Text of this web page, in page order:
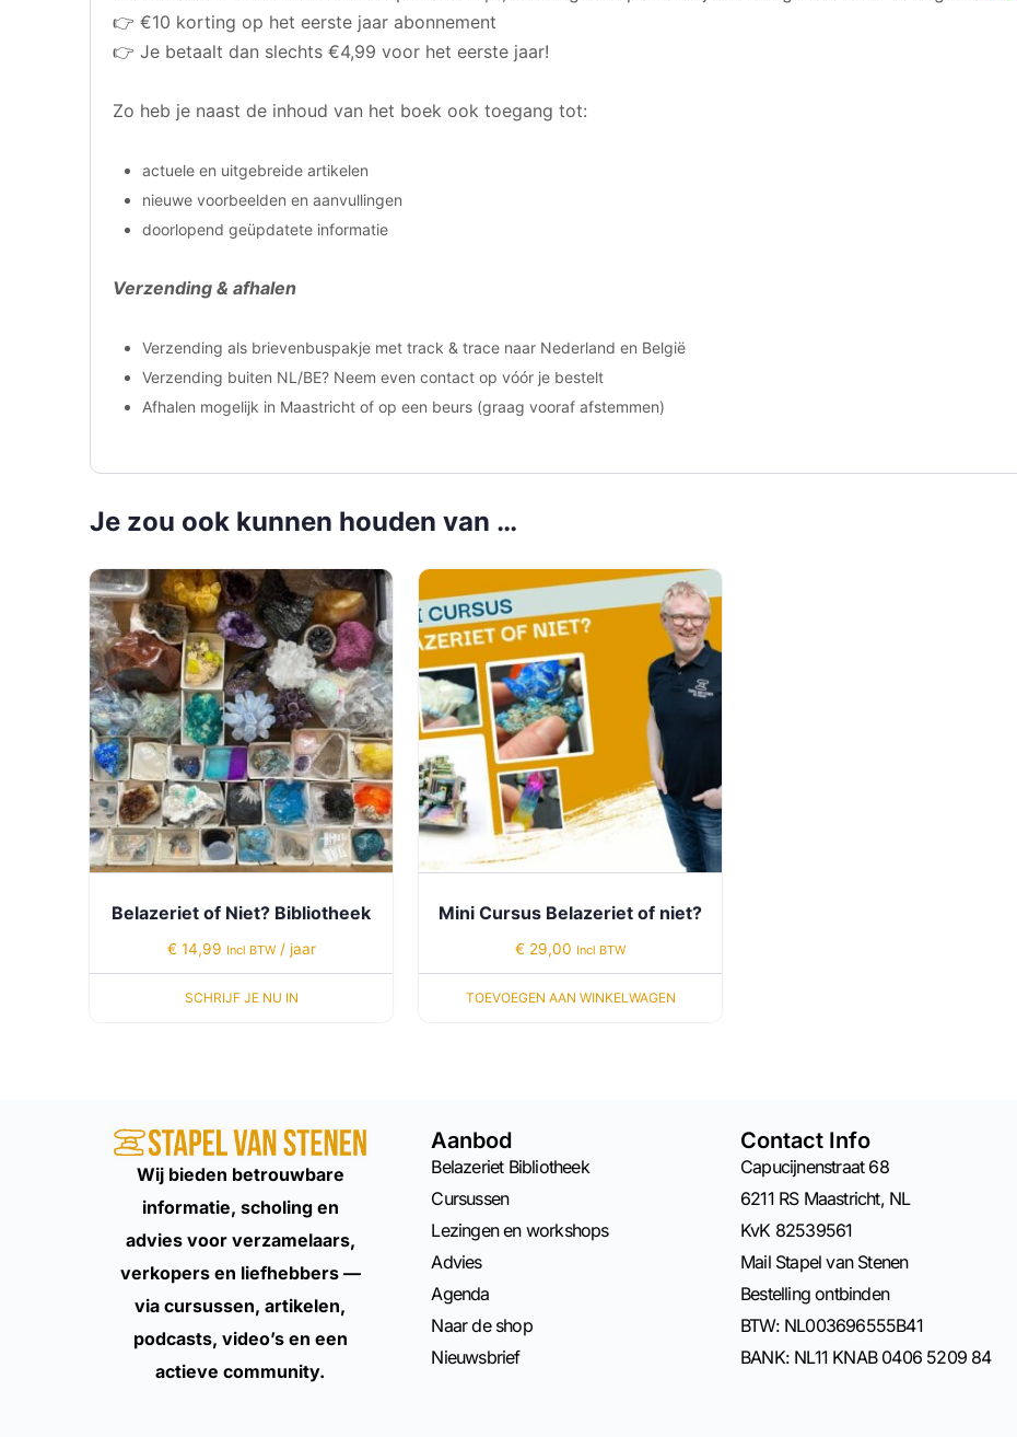
👉 €10 korting op het eerste jaar abonnement
👉 Je betaalt dan slechts €4,99 voor het eerste jaar!
Zo heb je naast de inhoud van het boek ook toegang tot:
actuele en uitgebreide artikelen
nieuwe voorbeelden en aanvullingen
doorlopend geüpdatete informatie
Verzending & afhalen
Verzending als brievenbuspakje met track & trace naar Nederland en België
Verzending buiten NL/BE? Neem even contact op vóór je bestelt
Afhalen mogelijk in Maastricht of op een beurs (graag vooraf afstemmen)
Je zou ook kunnen houden van …
Belazeriet of Niet? Bibliotheek
€ 14,99 Incl BTW / jaar
SCHRIJF JE NU IN
Mini Cursus Belazeriet of niet?
€ 29,00 Incl BTW
TOEVOEGEN AAN WINKELWAGEN
Wij bieden betrouwbare
informatie, scholing en
advies voor verzamelaars,
verkopers en liefhebbers —
via cursussen, artikelen,
podcasts, video’s en een
actieve community.
Aanbod
Belazeriet Bibliotheek
Cursussen
Lezingen en workshops
Advies
Agenda
Naar de shop
Nieuwsbrief
Contact Info
Capucijnenstraat 68
6211 RS Maastricht, NL
KvK 82539561
Mail Stapel van Stenen
Bestelling ontbinden
BTW: NL003696555B41
BANK: NL11 KNAB 0406 5209 84